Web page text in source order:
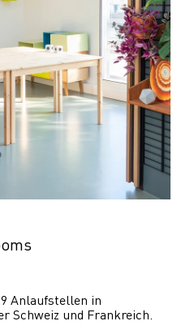
Anlaufstellen in
Schweiz und Frankreich.